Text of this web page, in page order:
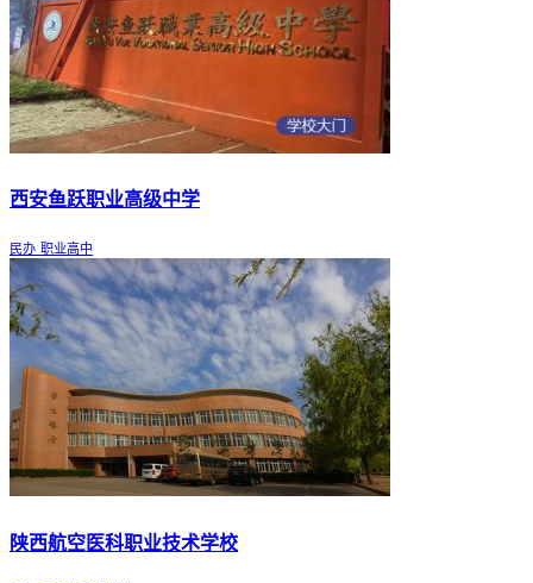
西安鱼跃职业高级中学
民办 职业高中
陕西航空医科职业技术学校